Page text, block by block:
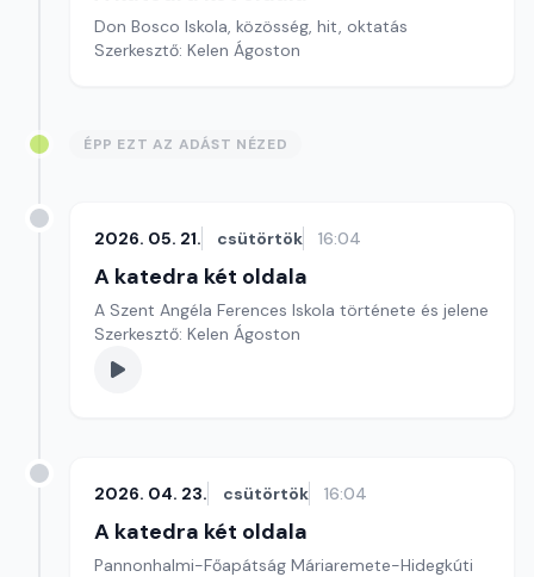
Don Bosco Iskola, közösség, hit, oktatás
Szerkesztő: Kelen Ágoston
ÉPP EZT AZ ADÁST NÉZED
2026. 05. 21. csütörtök 16:04
A katedra két oldala
A Szent Angéla Ferences Iskola története és jelene
Szerkesztő: Kelen Ágoston
2026. 04. 23. csütörtök 16:04
A katedra két oldala
Pannonhalmi-Főapátság Máriaremete-Hidegkúti